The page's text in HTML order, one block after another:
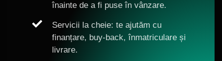
înainte de a fi puse în vânzare.
Servicii la cheie: te ajutăm cu
finanțare, buy-back, înmatriculare și
livrare.